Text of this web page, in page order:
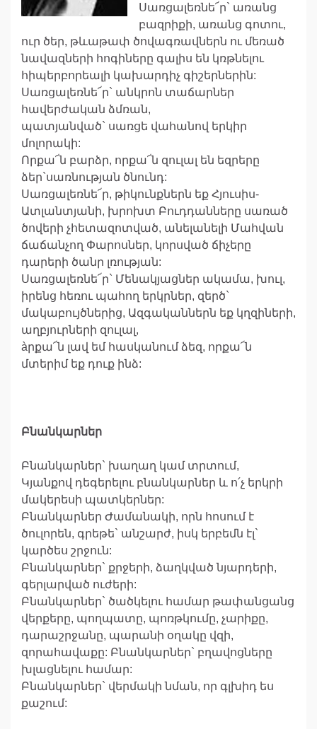
Սառցալեռնե՜ր` առանց
բազրիքի, առանց գոտու,
ուր ծեր, թևաթափ ծովագռավներն ու մեռած
նավազների հոգիները գալիս են կռթնելու
հիպերբորեալի կախարդիչ գիշերներին:
Սառցալեռնե՜ր` անկրոն տաճարներ
հավերժական ձմռան,
պատյանված` սառցե վահանով երկիր
մոլորակի:
Որքա՜ն բարձր, որքա՜ն զուլալ են եզրերը
ձեր`սառնության ծնունդ:
Սառցալեռնե՜ր, թիկունքներն եք Հյուսիս-
Ատլանտյանի, խրոխտ Բուդդանները սառած
ծովերի չհետազոտված, անելանելի Մահվան
ճաճանչող Փարոսներ, կորսված ճիչերը
դարերի ծանր լռության:
Սառցալեռնե՜ր` Մենակյացներ ակամա, խուլ,
իրենց հեռու պահող երկրներ, զերծ`
մակաբույծներից, Ազգականներն եք կղզիների,
աղբյուրների զուլալ,
àրքա՜ն լավ եմ հասկանում ձեզ, որքա՜ն
մտերիմ եք դուք ինձ:
Բնանկարներ
Բնանկարներ` խաղաղ կամ տրտում,
Կյանքով դեգերելու բնանկարներ և ո՛չ երկրի
մակերեսի պատկերներ:
Բնանկարներ Ժամանակի, որն հոսում է
ծուլորեն, գրեթե` անշարժ, իսկ երբեմն էլ`
կարծես շրջուն:
Բնանկարներ` քրջերի, ձաղկված նյարդերի,
գերլարված ուժերի:
Բնանկարներ` ծածկելու համար թափանցանց
վերքերը, պողպատը, պոռթկումը, չարիքը,
դարաշրջանը, պարանի օղակը վզի,
զորահավաքը: Բնանկարներ` բղավոցները
խլացնելու համար:
Բնանկարներ` վերմակի նման, որ գլխիդ ես
քաշում: